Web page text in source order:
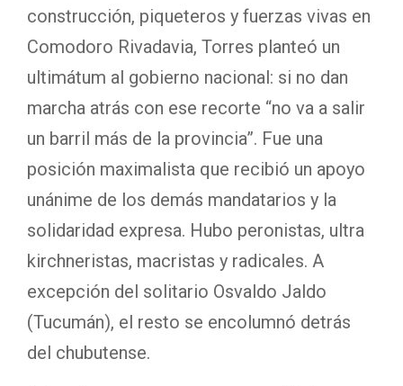
construcción, piqueteros y fuerzas vivas en
Comodoro Rivadavia, Torres planteó un
ultimátum al gobierno nacional: si no dan
marcha atrás con ese recorte “no va a salir
un barril más de la provincia”. Fue una
posición maximalista que recibió un apoyo
unánime de los demás mandatarios y la
solidaridad expresa. Hubo peronistas, ultra
kirchneristas, macristas y radicales. A
excepción del solitario Osvaldo Jaldo
(Tucumán), el resto se encolumnó detrás
del chubutense.